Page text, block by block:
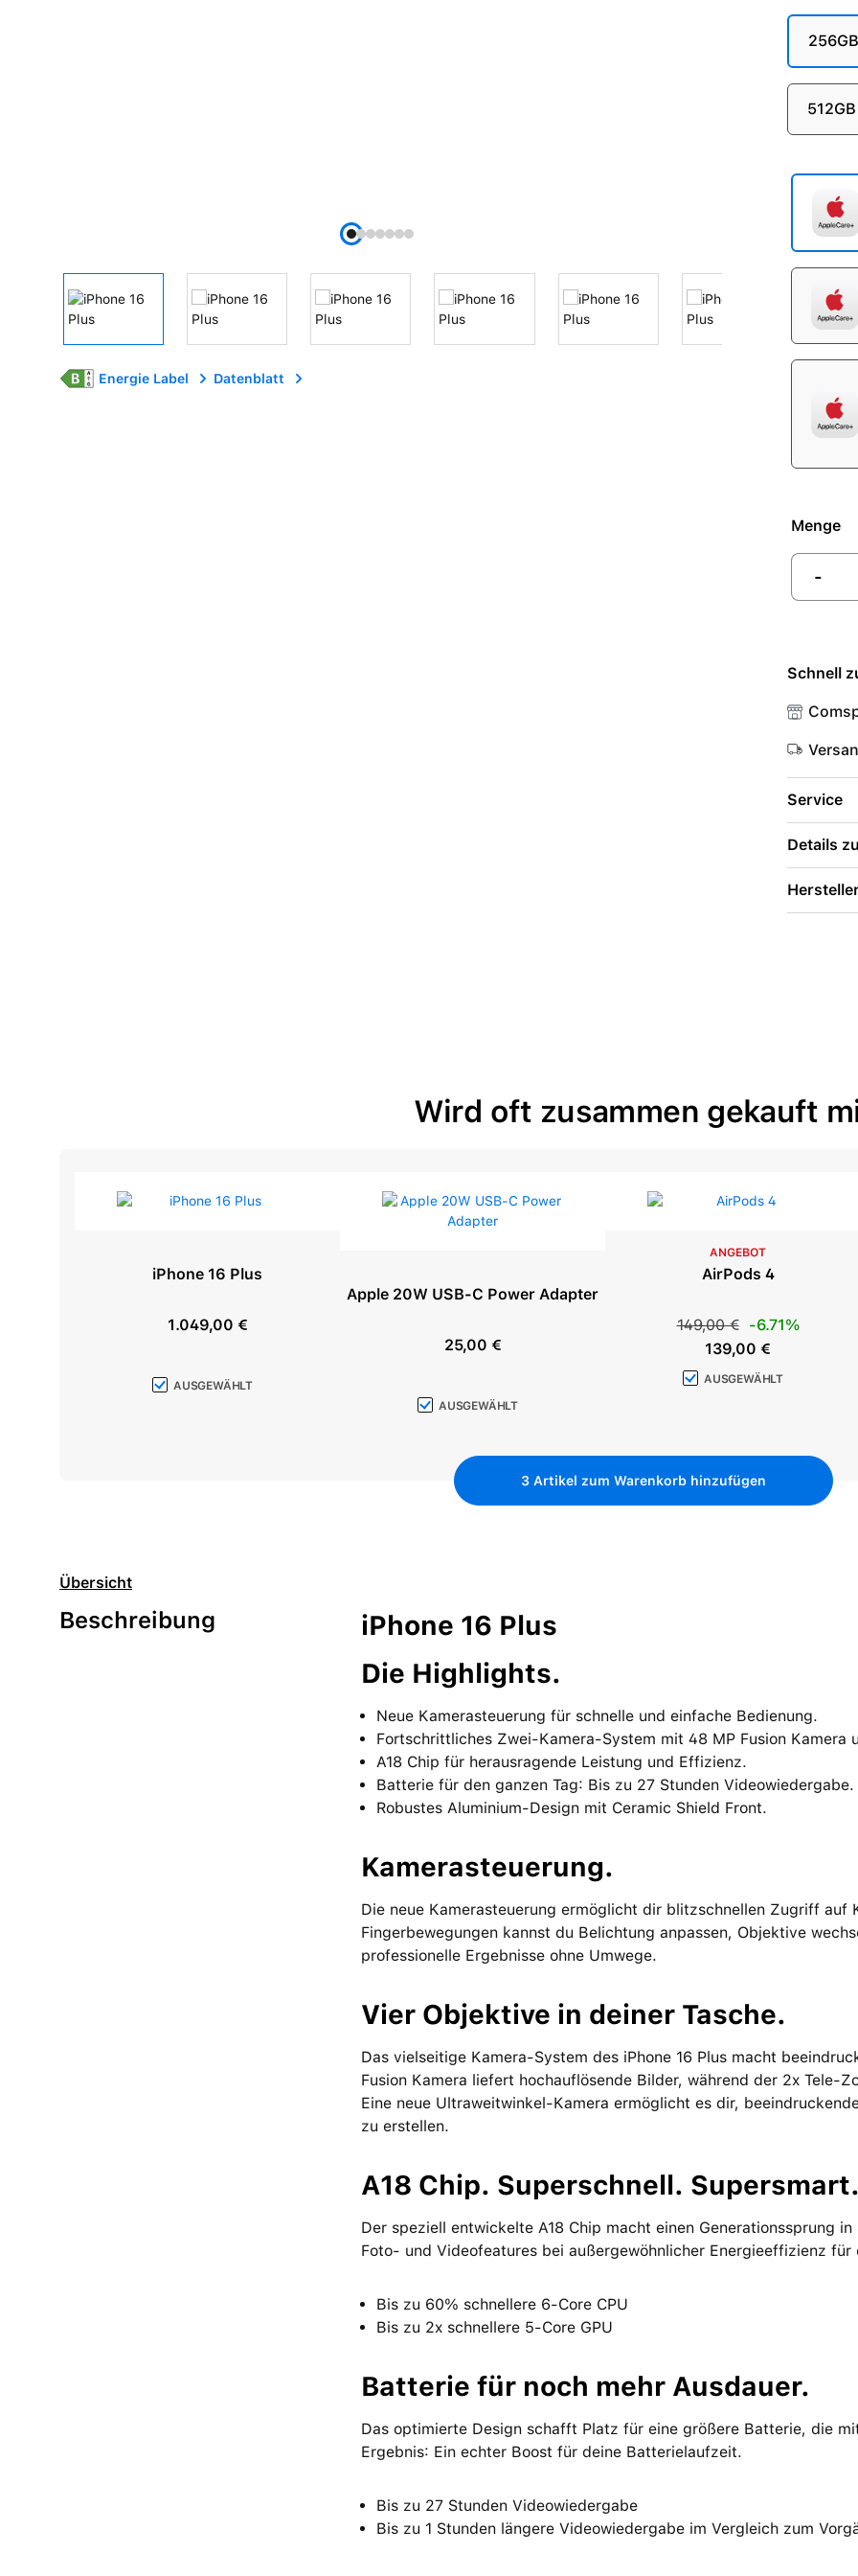
Energie Label Datenblatt
256GB
512GB
Menge
-
Schnell
Service
Details
Wird oft zusammen gekauft
iPhone 16 Plus
Verkaufspreis:
1.049,00 €
AUSGEWÄHLT
Apple 20W USB-C Power Adapter
Regulärer Preis:
25,00 €
AUSGEWÄHLT
ANGEBOT
AirPods 4
Verkaufspreis:
Regulärer Preis:
149,00 €
-6.71%
139,00 €
AUSGEWÄHLT
3 Artikel zum Warenkorb hinzufügen
Übersicht
Beschreibung
iPhone 16 Plus
Die Highlights.
Neue Kamerasteuerung für schnelle und einfache Bedienung.
Fortschrittliches Zwei-Kamera-System mit 48 MP Fusion Kamera
A18 Chip für herausragende Leistung und Effizienz.
Batterie für den ganzen Tag: Bis zu 27 Stunden Videowiedergabe.
Robustes Aluminium-Design mit Ceramic Shield Front.
Kamerasteuerung.
Die neue Kamerasteuerung ermöglicht dir blitzschnellen Zugriff auf
Fingerbewegungen kannst du Belichtung anpassen, Objektive
professionelle Ergebnisse ohne Umwege.
Vier Objektive in deiner Tasche.
Das vielseitige Kamera-System des iPhone 16 Plus macht
Fusion Kamera liefert hochauflösende Bilder, während der 2x Tele-
Eine neue Ultraweitwinkel-Kamera ermöglicht es dir,
zu erstellen.
A18 Chip. Superschnell. Supersmart.
Der speziell entwickelte A18 Chip macht einen Generationssprung
Foto- und Videofeatures bei außergewöhnlicher Energieeffizienz
Bis zu 60% schnellere 6-Core CPU
Bis zu 2x schnellere 5-Core GPU
Batterie für noch mehr Ausdauer.
Das optimierte Design schafft Platz für eine größere Batterie, die
Ergebnis: Ein echter Boost für deine Batterielaufzeit.
Bis zu 27 Stunden Videowiedergabe
Bis zu 1 Stunden längere Videowiedergabe im Vergleich zum